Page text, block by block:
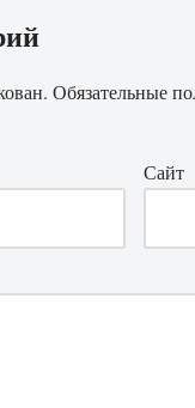
Обязательные
Сайт